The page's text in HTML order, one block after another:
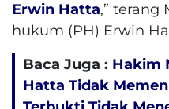
Erwin Hatta,” terang
hukum (PH) Erwin
Baca Juga : Hakim
Hatta Tidak